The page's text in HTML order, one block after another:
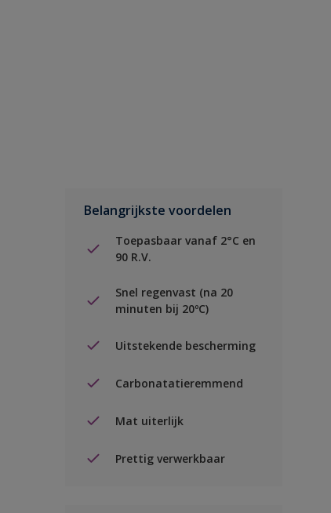
Belangrijkste voordelen
Toepasbaar vanaf 2°C en
90 R.V.
Snel regenvast (na 20
minuten bij 20ºC)
Uitstekende bescherming
Carbonatatieremmend
Mat uiterlijk
Prettig verwerkbaar